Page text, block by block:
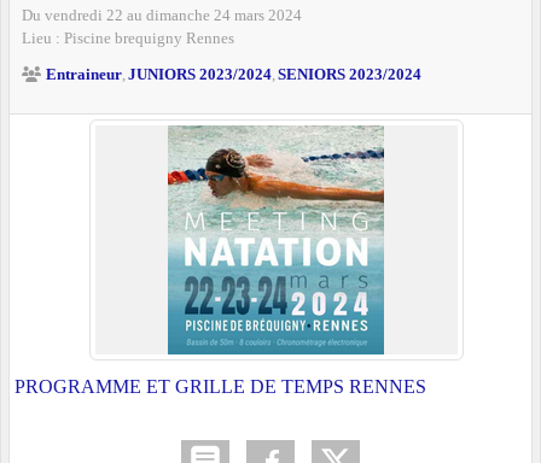
Du vendredi 22 au dimanche 24 mars 2024
Lieu : Piscine brequigny Rennes
Entraineur JUNIORS 2023/2024 SENIORS 2023/2024
PROGRAMME ET GRILLE DE TEMPS RENNES